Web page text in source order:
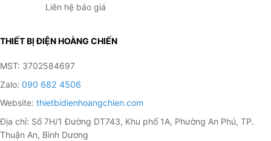
Liên hệ báo giá
THIẾT BỊ ĐIỆN HOÀNG CHIẾN
MST: 3702584697
Zalo: 090 682 4506
Website: thietbidienhoangchien.com
Địa chỉ: Số 7H/1 Đường DT743, Khu phố 1A, Phường An Phú, TP.
Thuận An, Bình Dương